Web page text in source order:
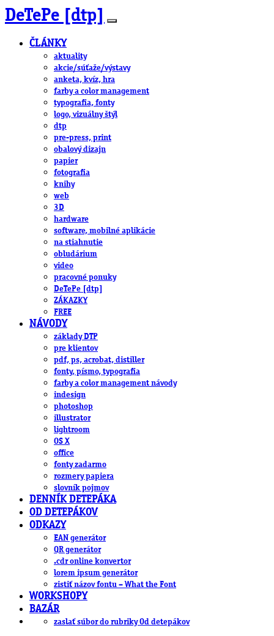
DeTePe [dtp]
ČLÁNKY
aktuality
akcie/súťaže/výstavy
anketa, kvíz, hra
farby a color management
typografia, fonty
logo, vizuálny štýl
dtp
pre-press, print
obalový dizajn
papier
fotografia
knihy
web
3D
hardware
software, mobilné aplikácie
na stiahnutie
obludárium
video
pracovné ponuky
DeTePe [dtp]
ZÁKAZKY
FREE
NÁVODY
základy DTP
pre klientov
pdf, ps, acrobat, distiller
fonty, písmo, typografia
farby a color management návody
indesign
photoshop
illustrator
lightroom
OS X
office
fonty zadarmo
rozmery papiera
slovník pojmov
DENNÍK DETEPÁKA
OD DETEPÁKOV
ODKAZY
EAN generátor
QR generátor
.cdr online konvertor
lorem ipsum generátor
zistiť názov fontu – What the Font
WORKSHOPY
BAZÁR
zaslať súbor do rubriky Od detepákov